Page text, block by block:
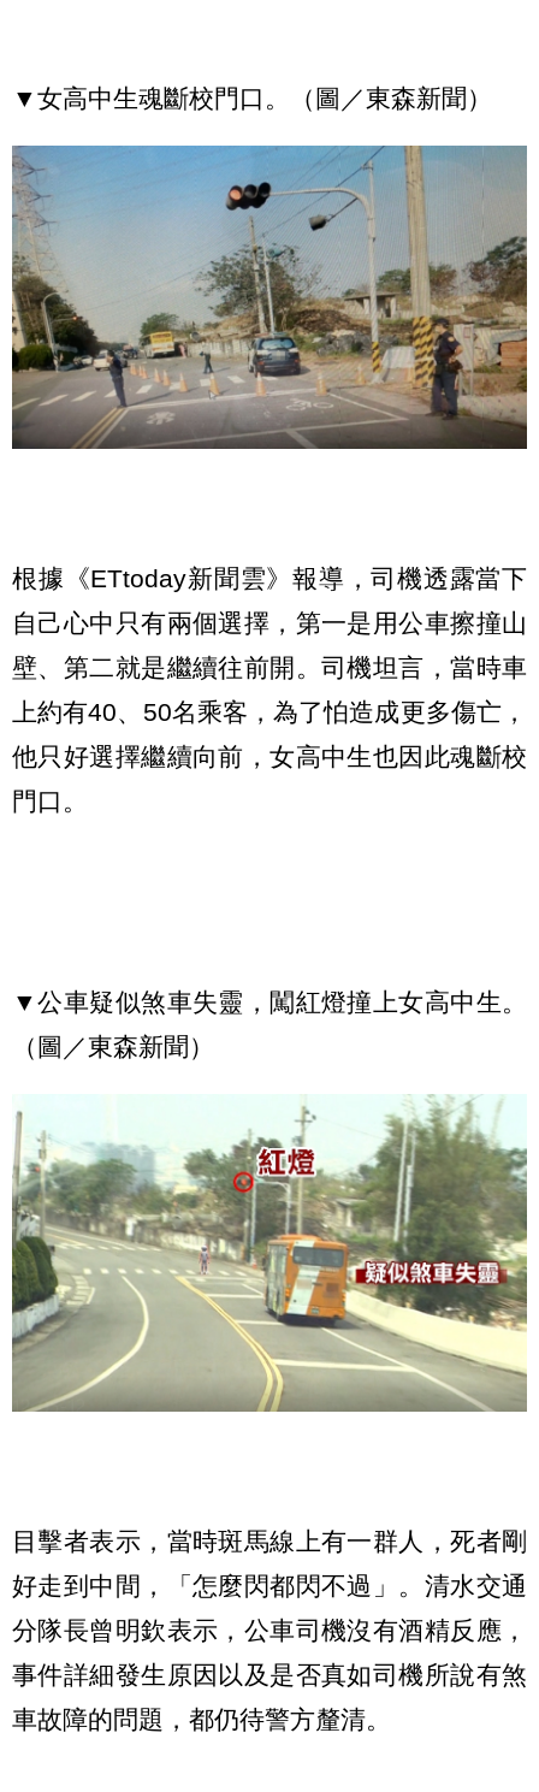
▼女高中生魂斷校門口。（圖／東森新聞）
根據《ETtoday新聞雲》報導，司機透露當下
自己心中只有兩個選擇，第一是用公車擦撞山
壁、第二就是繼續往前開。司機坦言，當時車
上約有40、50名乘客，為了怕造成更多傷亡，
他只好選擇繼續向前，女高中生也因此魂斷校
門口。
▼公車疑似煞車失靈，闖紅燈撞上女高中生。
（圖／東森新聞）
目擊者表示，當時斑馬線上有一群人，死者剛
好走到中間，「怎麼閃都閃不過」。清水交通
分隊長曾明欽表示，公車司機沒有酒精反應，
事件詳細發生原因以及是否真如司機所說有煞
車故障的問題，都仍待警方釐清。